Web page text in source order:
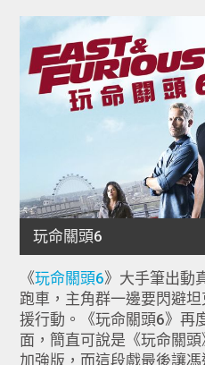
《玩命關頭6》大手筆出動
跑車，主角群一邊要閃避
援行動。《玩命關頭6》再
面，簡直可說是《玩命關
加強版，而這段戲最後讓